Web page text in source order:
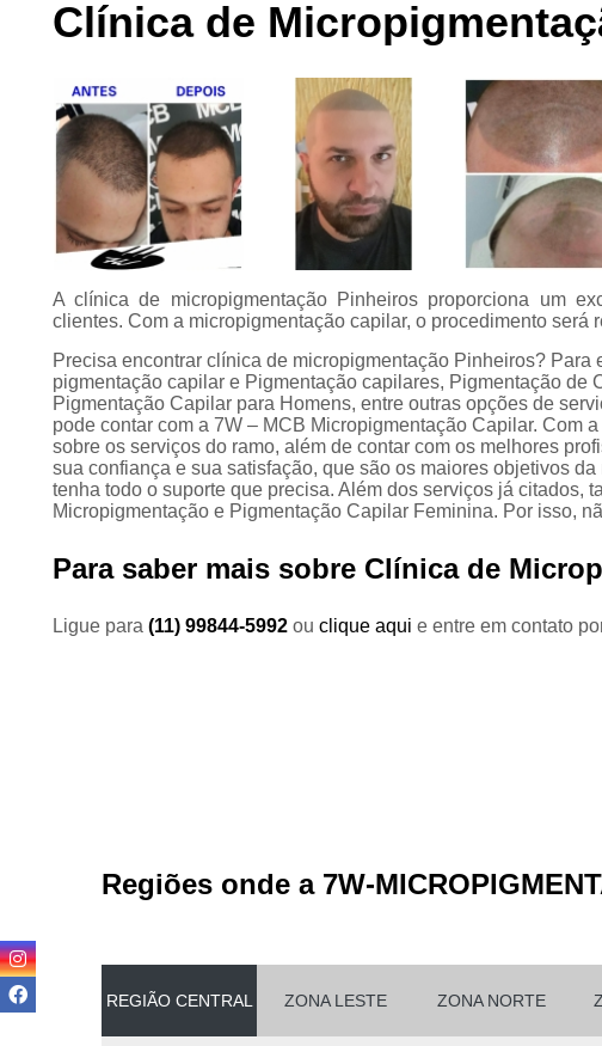
Preenchimento
capilar
Tratamento para
calvície
Clínica de
A clínica de micropigmentação Pinheiros proporciona um
clientes. Com a micropigmentação capilar, o procedimento
Precisa encontrar clínica de micropigmentação Pinheiros?
pigmentação capilar e Pigmentação capilares, Pigmentação
Pigmentação Capilar para Homens, entre outras opções de
pode contar com a 7W – MCB Micropigmentação Capilar. Com
sobre os serviços do ramo, além de contar com os melhores
sua confiança e sua satisfação, que são os maiores objetivos
tenha todo o suporte que precisa. Além dos serviços já citados,
Micropigmentação e Pigmentação Capilar Feminina. Por isso,
Para saber mais sobre Clínica de
Ligue para (11) 99844-5992 ou clique aqui e entre em contato
Regiões onde a 7W-
REGIÃO CENTRAL ZONA LESTE ZONA NORTE